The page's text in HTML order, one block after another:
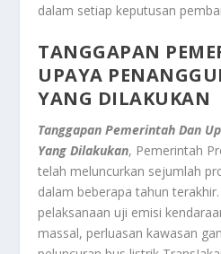
dalam setiap keputusan
TANGGAPAN
UPAYA
YANG DILAKUKAN
Tanggapan Pemerintah Dan
Yang Dilakukan, Pemerintah
telah meluncurkan sejumlah
dalam beberapa tahun
pelaksanaan uji emisi
massal, perluasan kawasan